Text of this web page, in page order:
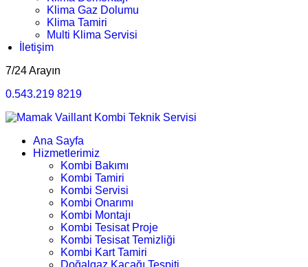
Klima Gaz Dolumu
Klima Tamiri
Multi Klima Servisi
İletişim
7/24 Arayın
0.543.219 8219
Ana Sayfa
Hizmetlerimiz
Kombi Bakımı
Kombi Tamiri
Kombi Servisi
Kombi Onarımı
Kombi Montajı
Kombi Tesisat Proje
Kombi Tesisat Temizliği
Kombi Kart Tamiri
Doğalgaz Kaçağı Tespiti